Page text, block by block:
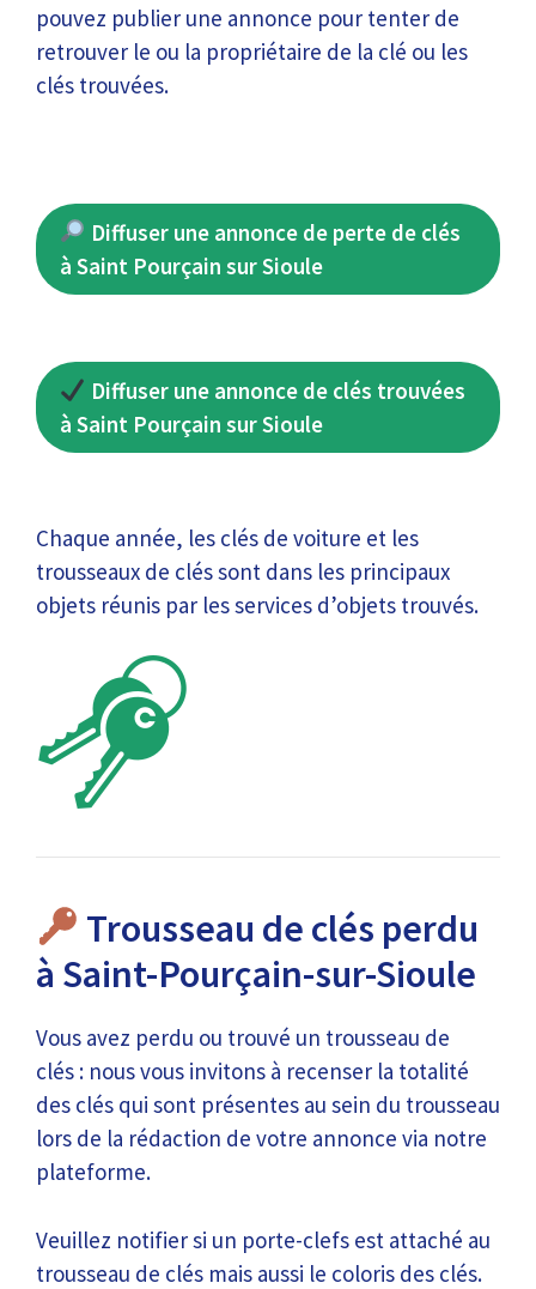
pouvez publier une annonce pour tenter de
retrouver le ou la propriétaire de la clé ou les
clés trouvées.
Diffuser une annonce de perte de clés
à Saint Pourçain sur Sioule
Diffuser une annonce de clés trouvées
à Saint Pourçain sur Sioule
Chaque année, les clés de voiture et les
trousseaux de clés sont dans les principaux
objets réunis par les services d’objets trouvés.
Trousseau de clés perdu
à Saint-Pourçain-sur-Sioule
Vous avez perdu ou trouvé un trousseau de
clés : nous vous invitons à recenser la totalité
des clés qui sont présentes au sein du trousseau
lors de la rédaction de votre annonce via notre
plateforme.
Veuillez notifier si un porte-clefs est attaché au
trousseau de clés mais aussi le coloris des clés.